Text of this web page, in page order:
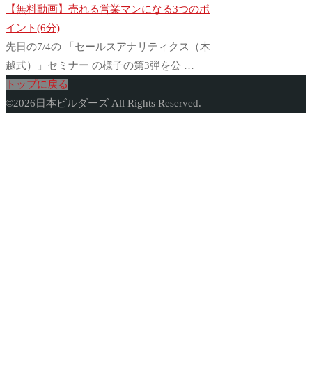
【無料動画】売れる営業マンになる3つのポ
イント(6分)
先日の7/4の 「セールスアナリティクス（木
越式）」セミナー の様子の第3弾を公 …
トップに戻る
©2026 日本ビルダーズ All Rights Reserved.